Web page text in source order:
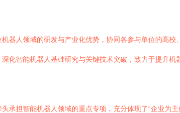
器人领域的研发与产业化优势，协同各参与单位的高
化智能机器人基础研究与关键技术突破，致力于提升
承担智能机器人领域的重点专项，充分体现了“企业为